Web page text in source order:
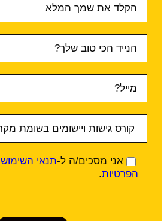
ראשי
אני מסכים/ה ל-תנאי השימוש
הפרטיות.